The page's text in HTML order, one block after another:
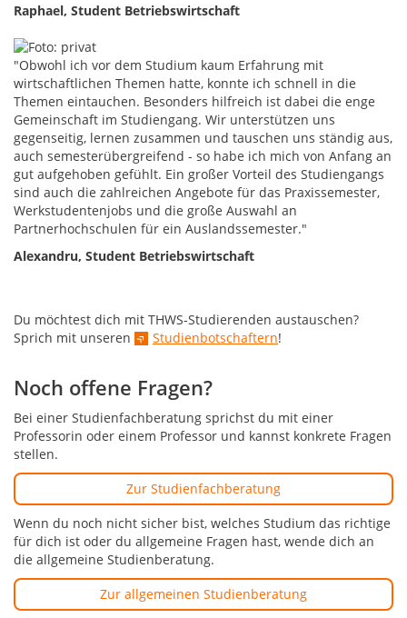
Raphael, Student Betriebswirtschaft
"Obwohl ich vor dem Studium kaum Erfahrung mit
wirtschaftlichen Themen hatte, konnte ich schnell in die
Themen eintauchen. Besonders hilfreich ist dabei die enge
Gemeinschaft im Studiengang. Wir unterstützen uns
gegenseitig, lernen zusammen und tauschen uns ständig aus,
auch semesterübergreifend - so habe ich mich von Anfang an
gut aufgehoben gefühlt. Ein großer Vorteil des Studiengangs
sind auch die zahlreichen Angebote für das Praxissemester,
Werkstudentenjobs und die große Auswahl an
Partnerhochschulen für ein Auslandssemester."
Alexandru, Student Betriebswirtschaft
Du möchtest dich mit THWS-Studierenden austauschen?
Sprich mit unseren
Studienbotschaftern!
Noch offene Fragen?
Bei einer Studienfachberatung sprichst du mit einer
Professorin oder einem Professor und kannst konkrete Fragen
stellen.
Zur Studienfachberatung
Wenn du noch nicht sicher bist, welches Studium das richtige
für dich ist oder du allgemeine Fragen hast, wende dich an
die allgemeine Studienberatung.
Zur allgemeinen Studienberatung